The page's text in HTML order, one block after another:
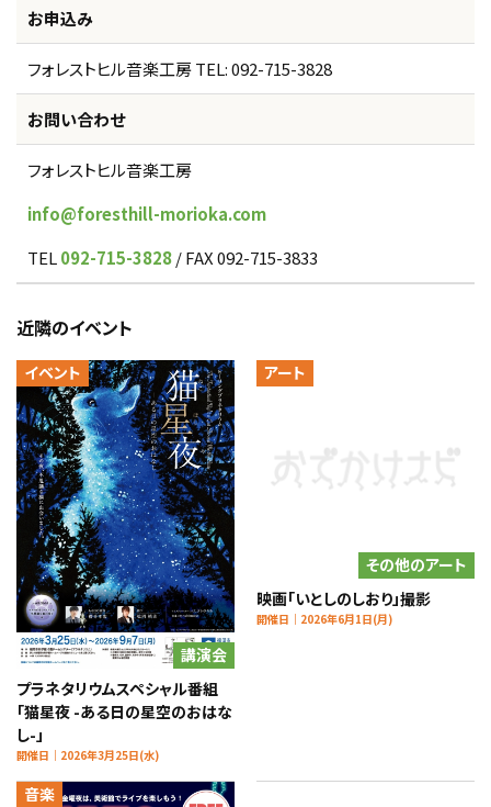
お申込み
フォレストヒル音楽工房 TEL: 092-715-3828
お問い合わせ
フォレストヒル音楽工房
info@foresthill-morioka.com
TEL092-715-3828/ FAX 092-715-3833
近隣のイベント
イベント
講演会
プラネタリウムスペシャル番組
「猫星夜 -ある日の星空のおはな
し-」
開催日｜2026年3月25日(水)
アート
その他のアート
映画「いとしのしおり」撮影
開催日｜2026年6月1日(月)
音楽